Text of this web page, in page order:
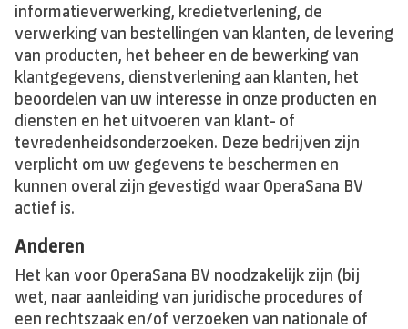
informatieverwerking, kredietverlening, de
verwerking van bestellingen van klanten, de levering
van producten, het beheer en de bewerking van
klantgegevens, dienstverlening aan klanten, het
beoordelen van uw interesse in onze producten en
diensten en het uitvoeren van klant- of
tevredenheidsonderzoeken. Deze bedrijven zijn
verplicht om uw gegevens te beschermen en
kunnen overal zijn gevestigd waar OperaSana BV
actief is.
Anderen
Het kan voor OperaSana BV noodzakelijk zijn (bij
wet, naar aanleiding van juridische procedures of
een rechtszaak en/of verzoeken van nationale of